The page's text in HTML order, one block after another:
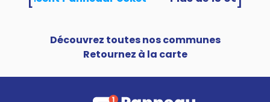
Découvrez toutes nos communes
Retournez à la carte